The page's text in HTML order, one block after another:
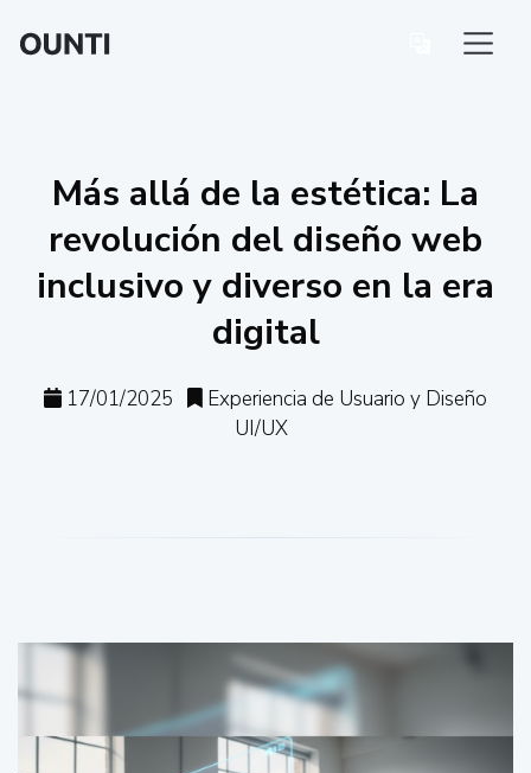
Más allá de la estética: La
revolución del diseño web
inclusivo y diverso en la era
digital
17/01/2025
Experiencia de Usuario y Diseño
UI/UX